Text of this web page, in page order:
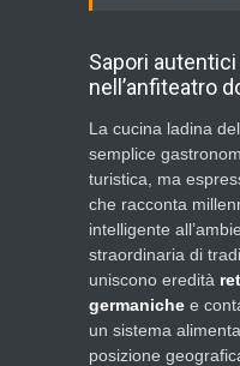
Sapori
nell’anfiteatro
La cucina ladina
semplice
turistica, ma
che racconta
intelligente
straordinaria di
uniscono eredità
germaniche e
un sistema
posizione